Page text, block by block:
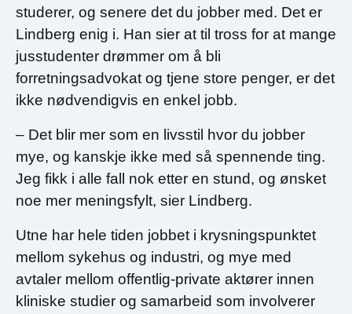
studerer, og senere det du jobber med. Det er
Lindberg enig i. Han sier at til tross for at mange
jusstudenter drømmer om å bli
forretningsadvokat og tjene store penger, er det
ikke nødvendigvis en enkel jobb.
– Det blir mer som en livsstil hvor du jobber
mye, og kanskje ikke med så spennende ting.
Jeg fikk i alle fall nok etter en stund, og ønsket
noe mer meningsfylt, sier Lindberg.
Utne har hele tiden jobbet i krysningspunktet
mellom sykehus og industri, og mye med
avtaler mellom offentlig-private aktører innen
kliniske studier og samarbeid som involverer